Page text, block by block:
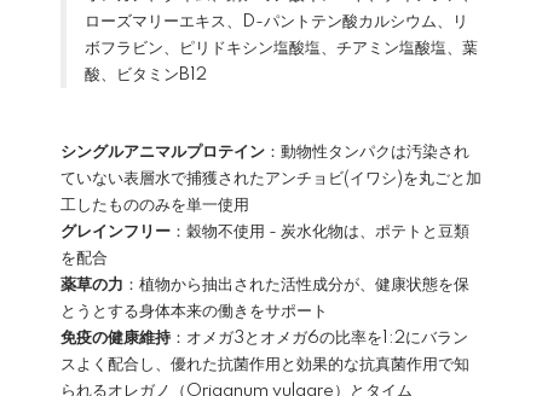
ローズマリーエキス、D-パントテン酸カルシウム、リ
ボフラビン、ピリドキシン塩酸塩、チアミン塩酸塩、葉
酸、ビタミンB12
シングルアニマルプロテイン ：動物性タンパクは汚染され
ていない表層水で捕獲されたアンチョビ(イワシ)を丸ごと加
工したもののみを単一使用
グレインフリー ：穀物不使用 - 炭水化物は、ポテトと豆類
を配合
薬草の力 ：植物から抽出された活性成分が、健康状態を保
とうとする身体本来の働きをサポート
免疫の健康維持 ：オメガ3とオメガ6の比率を1:2にバラン
スよく配合し、優れた抗菌作用と効果的な抗真菌作用で知
られるオレガノ（Origanum vulgare）とタイム